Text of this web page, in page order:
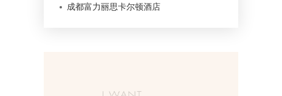
成都富力丽思卡尔顿酒店